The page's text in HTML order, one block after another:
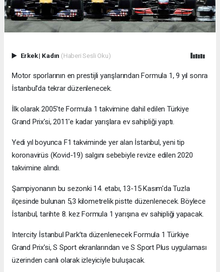
Erkek| Kadın (Haberi Sesli Oku)
Motor sporlarının en prestijli yarışlarından Formula 1, 9 yıl sonra
İstanbul'da tekrar düzenlenecek.
İlk olarak 2005'te Formula 1 takvimine dahil edilen Türkiye
Grand Prix'si, 2011'e kadar yarışlara ev sahipliği yaptı.
Yedi yıl boyunca F1 takviminde yer alan İstanbul, yeni tip
koronavirüs (Kovid-19) salgını sebebiyle revize edilen 2020
takvimine alındı.
Şampiyonanın bu sezonki 14. etabı, 13-15 Kasım'da Tuzla
ilçesinde bulunan 5,3 kilometrelik pistte düzenlenecek. Böylece
İstanbul, tarihte 8. kez Formula 1 yarışına ev sahipliği yapacak.
Intercity İstanbul Park’ta düzenlenecek Formula 1 Türkiye
Grand Prix'si, S Sport ekranlarından ve S Sport Plus uygulaması
üzerinden canlı olarak izleyiciyle buluşacak.